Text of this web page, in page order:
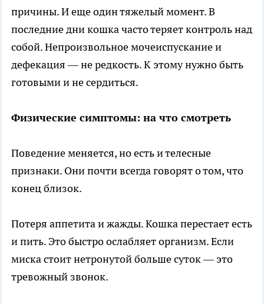
причины. И еще один тяжелый момент. В
последние дни кошка часто теряет контроль над
собой. Непроизвольное мочеиспускание и
дефекация — не редкость. К этому нужно быть
готовыми и не сердиться.
Физические симптомы: на что смотреть
Поведение меняется, но есть и телесные
признаки. Они почти всегда говорят о том, что
конец близок.
Потеря аппетита и жажды. Кошка перестает есть
и пить. Это быстро ослабляет организм. Если
миска стоит нетронутой больше суток — это
тревожный звонок.